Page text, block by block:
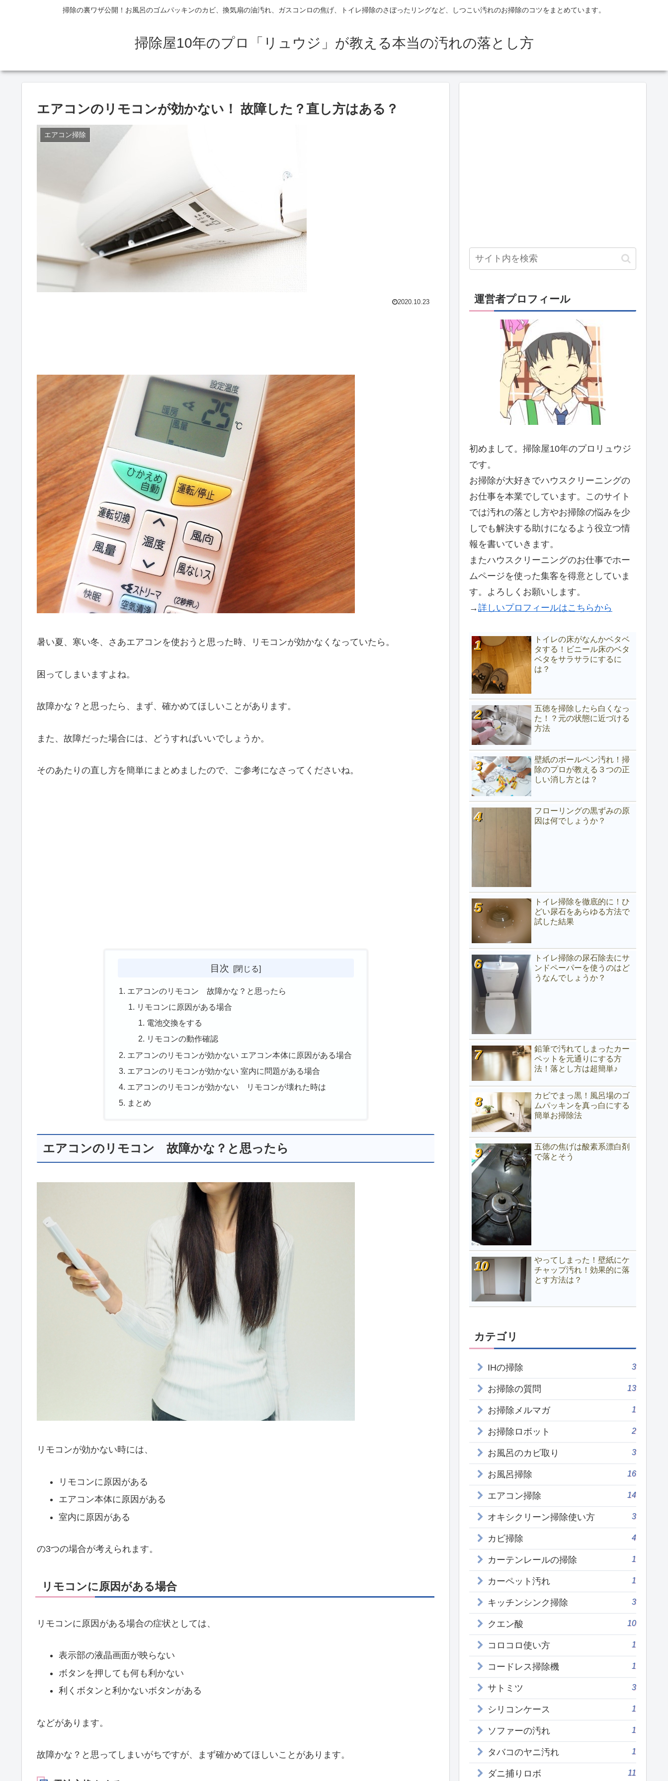
掃除の裏ワザ公開！お風呂のゴムパッキンのカビ、換気扇の油汚れ、ガスコンロの焦げ、トイレ掃除のさぼったリングなど、しつこい汚れのお掃除のコツをまとめています。
掃除屋10年のプロ「リュウジ」が教える本当の汚れの落とし方
エアコンのリモコンが効かない！ 故障した？直し方はある？
エアコン掃除
2020.10.23
暑い夏、寒い冬、さあエアコンを使おうと思った時、リモコンが効かなくなっていたら。
困ってしまいますよね。
故障かな？と思ったら、まず、確かめてほしいことがあります。
また、故障だった場合には、どうすればいいでしょうか。
そのあたりの直し方を簡単にまとめましたので、ご参考になさってくださいね。
目次
エアコンのリモコン 故障かな？と思ったら
リモコンに原因がある場合
電池交換をする
リモコンの動作確認
エアコンのリモコンが効かない エアコン本体に原因がある場合
エアコンのリモコンが効かない 室内に問題がある場合
エアコンのリモコンが効かない リモコンが壊れた時は
まとめ
エアコンのリモコン 故障かな？と思ったら
リモコンが効かない時には、
リモコンに原因がある
エアコン本体に原因がある
室内に原因がある
の3つの場合が考えられます。
リモコンに原因がある場合
リモコンに原因がある場合の症状としては、
表示部の液晶画面が映らない
ボタンを押しても何も利かない
利くボタンと利かないボタンがある
などがあります。
故障かな？と思ってしまいがちですが、まず確かめてほしいことがあります。
運営者プロフィール
初めまして。掃除屋10年のプロリュウジ
です。
お掃除が大好きでハウスクリーニングの
お仕事を本業でしています。このサイト
では汚れの落とし方やお掃除の悩みを少
しでも解決する助けになるよう役立つ情
報を書いていきます。
またハウスクリーニングのお仕事でホー
ムページを使った集客を得意としていま
す。よろしくお願いします。
→詳しいプロフィールはこちらから
トイレの床がなんかベタベ
タする！ビニール床のベタ
ベタをサラサラにするに
は？
五徳を掃除したら白くなっ
た！？元の状態に近づける
方法
壁紙のボールペン汚れ！掃
除のプロが教える３つの正
しい消し方とは？
フローリングの黒ずみの原
因は何でしょうか？
トイレ掃除を徹底的に！ひ
どい尿石をあらゆる方法で
試した結果
トイレ掃除の尿石除去にサ
ンドペーパーを使うのはど
うなんでしょうか？
鉛筆で汚れてしまったカー
ペットを元通りにする方
法！落とし方は超簡単♪
カビでまっ黒！風呂場のゴ
ムパッキンを真っ白にする
簡単お掃除法
五徳の焦げは酸素系漂白剤
で落とそう
やってしまった！壁紙にケ
チャップ汚れ！効果的に落
とす方法は？
カテゴリ
IHの掃除 3
お掃除の質問 13
お掃除メルマガ 1
お掃除ロボット 2
お風呂のカビ取り 3
お風呂掃除 16
エアコン掃除 14
オキシクリーン掃除使い方 3
カビ掃除 4
カーテンレールの掃除 1
カーペット汚れ 1
キッチンシンク掃除 3
クエン酸 10
コロコロ使い方 1
コードレス掃除機 1
サトミツ 3
シリコンケース 1
ソファーの汚れ 1
タバコのヤニ汚れ 1
ダニ捕りロボ 11